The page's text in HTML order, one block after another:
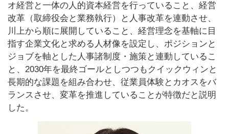
オ経営と一体の人的資本経営を行っていること、経営
改革（取締役会と業務執行）と人事改革を連動させ、
川上から順に展開していること、経営理念を基軸に目
指す企業文化と求める人材像を設定し、ポジションと
ジョブを軸とした人事諸制度・施策と連動しているこ
と、2030年を最終ゴールとしつつもクイックウィンと
長期的な課題を組み合わせ、従業員体験とカオスをバ
ランスさせ、変革を推進していることが特徴だと説明
した。